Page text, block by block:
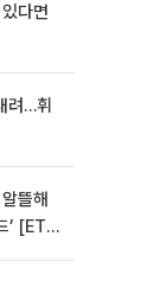
다면
려…휘
뜰해
’ [ET의